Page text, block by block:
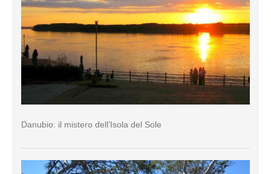
Danubio: il mistero dell’Isola del Sole